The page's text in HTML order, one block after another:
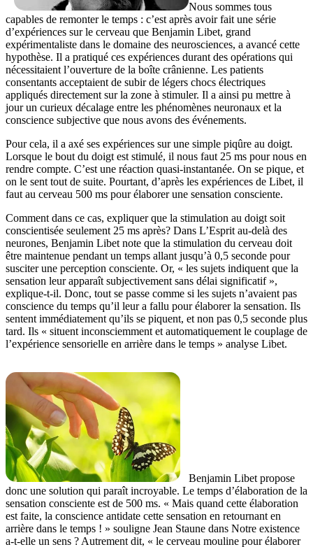
Nous sommes tous
capables de remonter le temps : c’est après avoir fait une série
d’expériences sur le cerveau que Benjamin Libet, grand
expérimentaliste dans le domaine des neurosciences, a avancé cette
hypothèse. Il a pratiqué ces expériences durant des opérations qui
nécessitaient l’ouverture de la boîte crânienne. Les patients
consentants acceptaient de subir de légers chocs électriques
appliqués directement sur la zone à stimuler. Il a ainsi pu mettre à
jour un curieux décalage entre les phénomènes neuronaux et la
conscience subjective que nous avons des événements.
Pour cela, il a axé ses expériences sur une simple piqûre au doigt.
Lorsque le bout du doigt est stimulé, il nous faut 25 ms pour nous en
rendre compte. C’est une réaction quasi-instantanée. On se pique, et
on le sent tout de suite. Pourtant, d’après les expériences de Libet, il
faut au cerveau 500 ms pour élaborer une sensation consciente.
Comment dans ce cas, expliquer que la stimulation au doigt soit
conscientisée seulement 25 ms après? Dans L’Esprit au-delà des
neurones, Benjamin Libet note que la stimulation du cerveau doit
être maintenue pendant un temps allant jusqu’à 0,5 seconde pour
susciter une perception consciente. Or, « les sujets indiquent que la
sensation leur apparaît subjectivement sans délai significatif »,
explique-t-il. Donc, tout se passe comme si les sujets n’avaient pas
conscience du temps qu’il leur a fallu pour élaborer la sensation. Ils
sentent immédiatement qu’ils se piquent, et non pas 0,5 seconde plus
tard. Ils « situent inconsciemment et automatiquement le couplage de
l’expérience sensorielle en arrière dans le temps » analyse Libet.
Benjamin Libet propose
donc une solution qui paraît incroyable. Le temps d’élaboration de la
sensation consciente est de 500 ms. « Mais quand cette élaboration
est faite, la conscience antidate cette sensation en retournant en
arrière dans le temps ! » souligne Jean Staune dans Notre existence
a-t-elle un sens ? Autrement dit, « le cerveau mouline pour élaborer